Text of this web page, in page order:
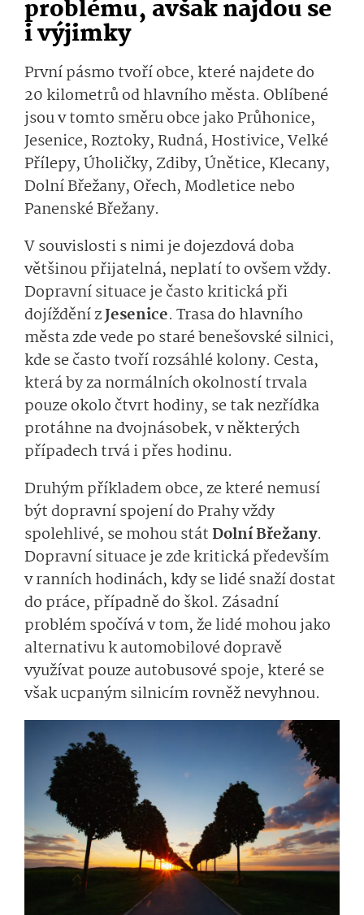
problému, avšak najdou se
i výjimky
První pásmo tvoří obce, které najdete do
20 kilometrů od hlavního města. Oblíbené
jsou v tomto směru obce jako Průhonice,
Jesenice, Roztoky, Rudná, Hostivice, Velké
Přílepy, Úholičky, Zdiby, Únětice, Klecany,
Dolní Břežany, Ořech, Modletice nebo
Panenské Břežany.
V souvislosti s nimi je dojezdová doba
většinou přijatelná, neplatí to ovšem vždy.
Dopravní situace je často kritická při
dojíždění zJesenice. Trasa do hlavního
města zde vede po staré benešovské silnici,
kde se často tvoří rozsáhlé kolony. Cesta,
která by za normálních okolností trvala
pouze okolo čtvrt hodiny, se tak nezřídka
protáhne na dvojnásobek, v některých
případech trvá i přes hodinu.
Druhým příkladem obce, ze které nemusí
být dopravní spojení do Prahy vždy
spolehlivé, se mohou státDolní Břežany.
Dopravní situace je zde kritická především
v ranních hodinách, kdy se lidé snaží dostat
do práce, případně do škol. Zásadní
problém spočívá v tom, že lidé mohou jako
alternativu k automobilové dopravě
využívat pouze autobusové spoje, které se
však ucpaným silnicím rovněž nevyhnou.